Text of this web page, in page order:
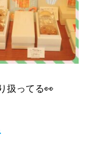
扱ってる👀